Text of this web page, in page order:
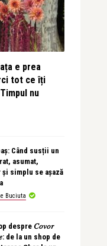
e prea
tot ce îți
nu
Când susții un
asumat,
simplu se așază
Buciuta
despre 𝐶𝑜𝑣𝑜𝑟
de la un shop de